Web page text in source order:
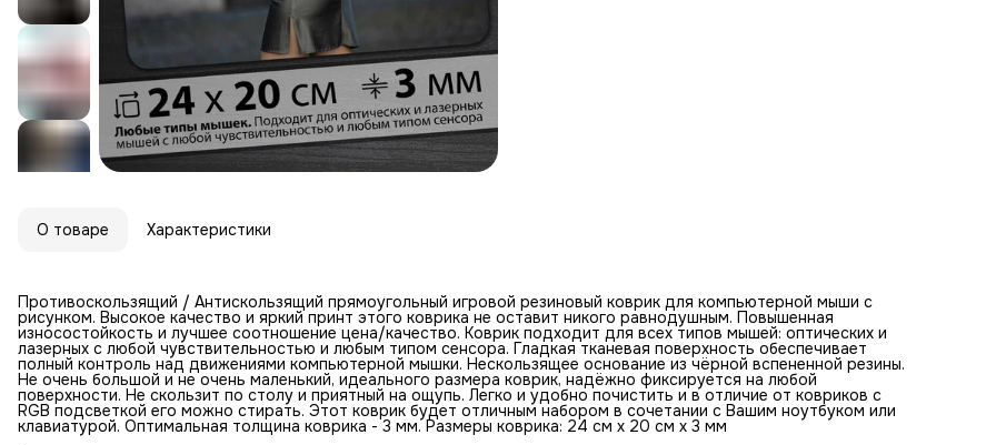
молча наблюдали за ней, как за героиней своего рода
таинственного рассказа. Каждый её шаг был плавным и
уверенным. Она словно танцевала среди исторических
зданий овеянных крепкой памятью времени. Её жесты были
выразительными, а платье красиво двигалось вместе с ней,
подчеркивая элегантность и аккуратность. Летний вечер
создавал ей особую атмосферу лёгкости и загадочности.
Взор девушки был направлен вдаль. Её глаза блестели от
внутреннего света. Этот свет был отражением её мечт и
уверенности в себе. Каменная улочка постепенно
О товаре Характеристики
Противоскользящий / Антискользящий прямоугольный игровой резиновый коврик для компьютерной мыши с
рисунком. Высокое качество и яркий принт этого коврика не оставит никого равнодушным. Повышенная
износостойкость и лучшее соотношение цена/качество. Коврик подходит для всех типов мышей: оптических и
лазерных с любой чувствительностью и любым типом сенсора. Гладкая тканевая поверхность обеспечивает
полный контроль над движениями компьютерной мышки. Нескользящее основание из чёрной вспененной резины.
Не очень большой и не очень маленький, идеального размера коврик, надёжно фиксируется на любой
поверхности. Не скользит по столу и приятный на ощупь. Легко и удобно почистить и в отличие от ковриков с
RGB подсветкой его можно стирать. Этот коврик будет отличным набором в сочетании с Вашим ноутбуком или
клавиатурой. Оптимальная толщина коврика - 3 мм. Размеры коврика: 24 см x 20 см x 3 мм